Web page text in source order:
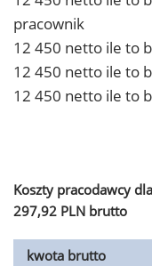
pracownik
12 450 netto ile to
12 450 netto ile to
12 450 netto ile to
Koszty pracodawcy
297,92 PLN brutto
kwota brutto